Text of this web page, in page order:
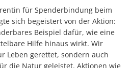
für Spenderbindung beim
sich begeistert von der Aktion:
Beispiel dafür, wie eine
Hilfe hinaus wirkt. Wir
Leben gerettet, sondern auch
die Natur geleistet. Aktionen wie